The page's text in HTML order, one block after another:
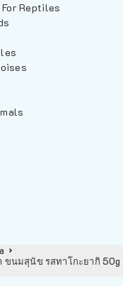
Reptiles
ขนมสุนัข รสทาโกะยากิ 50g